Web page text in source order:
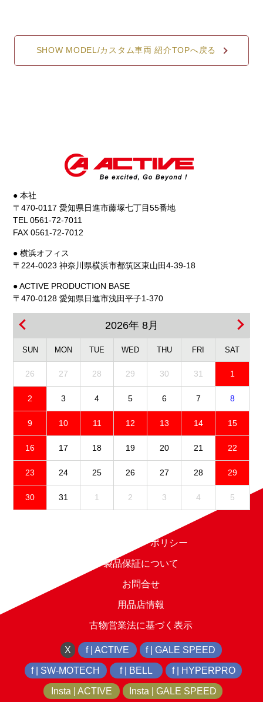
SHOW MODEL/カスタム車両 紹介TOPへ戻る
● 本社
〒470-0117 愛知県日進市藤塚七丁目55番地
TEL 0561-72-7011
FAX 0561-72-7012
● 横浜オフィス
〒224-0023 神奈川県横浜市都筑区東山田4-39-18
● ACTIVE PRODUCTION BASE
〒470-0128 愛知県日進市浅田平子1-370
2026年 8月
SUN MON TUE WED THU FRI SAT
26 27 28 29 30 31 1
2 3 4 5 6 7 8
9 10 11 12 13 14 15
16 17 18 19 20 21 22
23 24 25 26 27 28 29
30 31 1 2 3 4 5
プライバシーポリシー
製品保証について
お問合せ
用品店情報
古物営業法に基づく表示
X f | ACTIVE f | GALE SPEED
f | SW-MOTECH f | BELL f | HYPERPRO
Insta | ACTIVE Insta | GALE SPEED